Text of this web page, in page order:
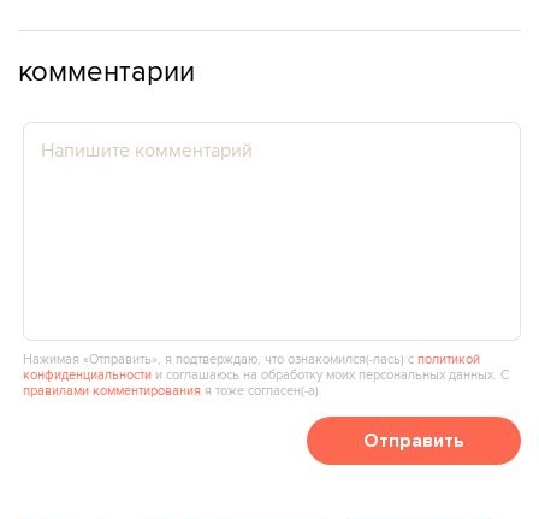
комментарии
Нажимая «Отправить», я подтверждаю, что ознакомился(‑лась) сполитикой
конфиденциальности и соглашаюсь на обработку моих персональных данных. С
правилами комментирования я тоже согласен(‑а).
Отправить